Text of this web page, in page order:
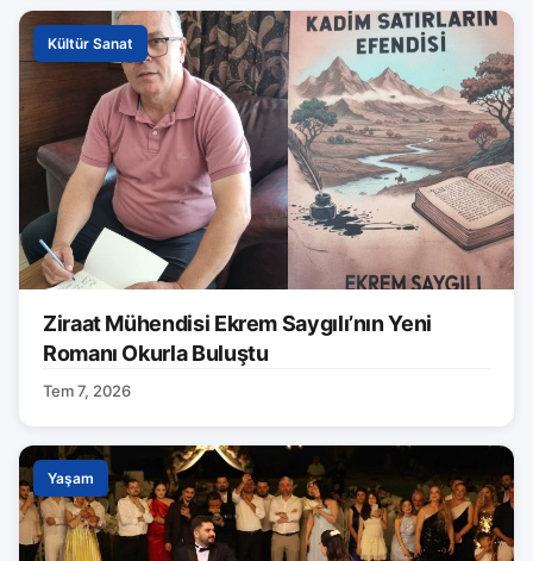
Kültür Sanat
Ziraat Mühendisi Ekrem Saygılı’nın Yeni
Romanı Okurla Buluştu
Tem 7, 2026
Yaşam